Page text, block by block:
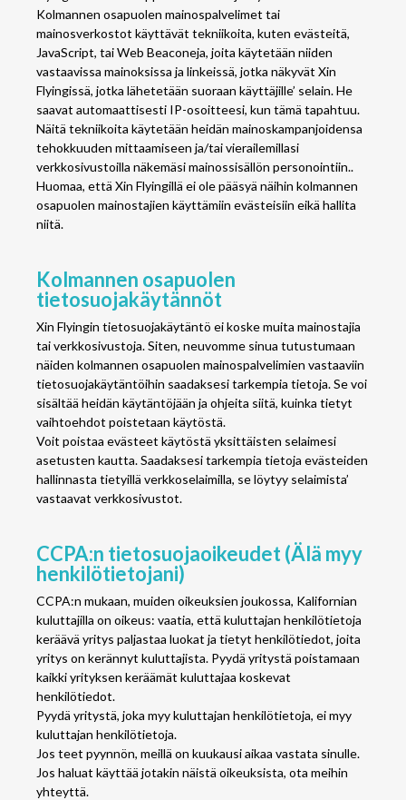
Kolmannen osapuolen mainospalvelimet tai
mainosverkostot käyttävät tekniikoita, kuten evästeitä,
JavaScript, tai Web Beaconeja, joita käytetään niiden
vastaavissa mainoksissa ja linkeissä, jotka näkyvät Xin
Flyingissä, jotka lähetetään suoraan käyttäjille’ selain. He
saavat automaattisesti IP-osoitteesi, kun tämä tapahtuu.
Näitä tekniikoita käytetään heidän mainoskampanjoidensa
tehokkuuden mittaamiseen ja/tai vierailemillasi
verkkosivustoilla näkemäsi mainossisällön personointiin..
Huomaa, että Xin Flyingillä ei ole pääsyä näihin kolmannen
osapuolen mainostajien käyttämiin evästeisiin eikä hallita
niitä.
Kolmannen osapuolen
tietosuojakäytännöt
Xin Flyingin tietosuojakäytäntö ei koske muita mainostajia
tai verkkosivustoja. Siten, neuvomme sinua tutustumaan
näiden kolmannen osapuolen mainospalvelimien vastaaviin
tietosuojakäytäntöihin saadaksesi tarkempia tietoja. Se voi
sisältää heidän käytäntöjään ja ohjeita siitä, kuinka tietyt
vaihtoehdot poistetaan käytöstä.
Voit poistaa evästeet käytöstä yksittäisten selaimesi
asetusten kautta. Saadaksesi tarkempia tietoja evästeiden
hallinnasta tietyillä verkkoselaimilla, se löytyy selaimista’
vastaavat verkkosivustot.
CCPA:n tietosuojaoikeudet (Älä myy
henkilötietojani)
CCPA:n mukaan, muiden oikeuksien joukossa, Kalifornian
kuluttajilla on oikeus: vaatia, että kuluttajan henkilötietoja
keräävä yritys paljastaa luokat ja tietyt henkilötiedot, joita
yritys on kerännyt kuluttajista. Pyydä yritystä poistamaan
kaikki yrityksen keräämät kuluttajaa koskevat
henkilötiedot.
Pyydä yritystä, joka myy kuluttajan henkilötietoja, ei myy
kuluttajan henkilötietoja.
Jos teet pyynnön, meillä on kuukausi aikaa vastata sinulle.
Jos haluat käyttää jotakin näistä oikeuksista, ota meihin
yhteyttä.